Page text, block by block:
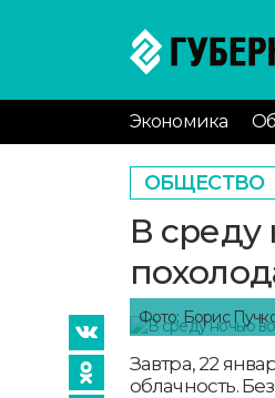
Экономика
ОБЩЕСТВО
В
Фото: Борис
Завтра, 22
облачность.